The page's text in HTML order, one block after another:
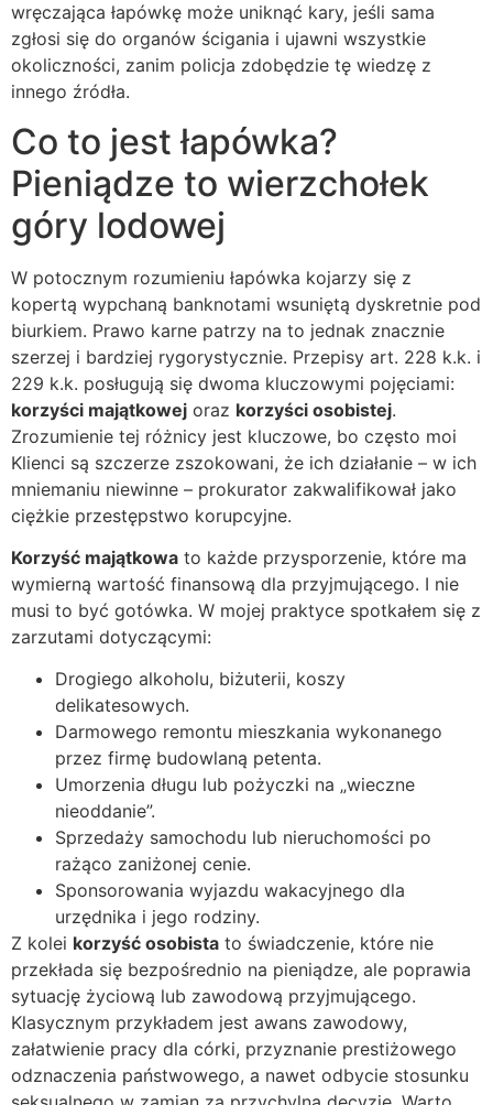
wręczająca łapówkę może uniknąć kary, jeśli sama
zgłosi się do organów ścigania i ujawni wszystkie
okoliczności, zanim policja zdobędzie tę wiedzę z
innego źródła.
Co to jest łapówka?
Pieniądze to wierzchołek
góry lodowej
W potocznym rozumieniu łapówka kojarzy się z
kopertą wypchaną banknotami wsuniętą dyskretnie pod
biurkiem. Prawo karne patrzy na to jednak znacznie
szerzej i bardziej rygorystycznie. Przepisy art. 228 k.k. i
229 k.k. posługują się dwoma kluczowymi pojęciami:
korzyści majątkowej oraz korzyści osobistej.
Zrozumienie tej różnicy jest kluczowe, bo często moi
Klienci są szczerze zszokowani, że ich działanie – w ich
mniemaniu niewinne – prokurator zakwalifikował jako
ciężkie przestępstwo korupcyjne.
Korzyść majątkowa to każde przysporzenie, które ma
wymierną wartość finansową dla przyjmującego. I nie
musi to być gotówka. W mojej praktyce spotkałem się z
zarzutami dotyczącymi:
Drogiego alkoholu, biżuterii, koszy
delikatesowych.
Darmowego remontu mieszkania wykonanego
przez firmę budowlaną petenta.
Umorzenia długu lub pożyczki na „wieczne
nieoddanie”.
Sprzedaży samochodu lub nieruchomości po
rażąco zaniżonej cenie.
Sponsorowania wyjazdu wakacyjnego dla
urzędnika i jego rodziny.
Z kolei korzyść osobista to świadczenie, które nie
przekłada się bezpośrednio na pieniądze, ale poprawia
sytuację życiową lub zawodową przyjmującego.
Klasycznym przykładem jest awans zawodowy,
załatwienie pracy dla córki, przyznanie prestiżowego
odznaczenia państwowego, a nawet odbycie stosunku